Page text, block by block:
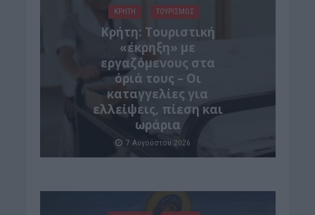
ΚΡΗΤΗ ΤΟΥΡΙΣΜΟΣ
Κρήτη: Τουριστική
«έκρηξη» με
εργαζόμενους στα
όριά τους – Οι
καταγγελίες για
ελλείψεις, πίεση και
ωράρια
7 Αυγούστου 2026